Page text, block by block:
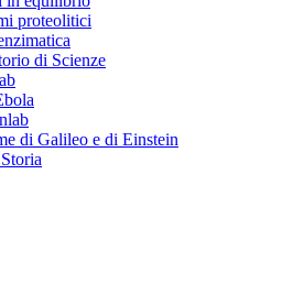
proteolitici
di Scienze
di Galileo e di Einstein